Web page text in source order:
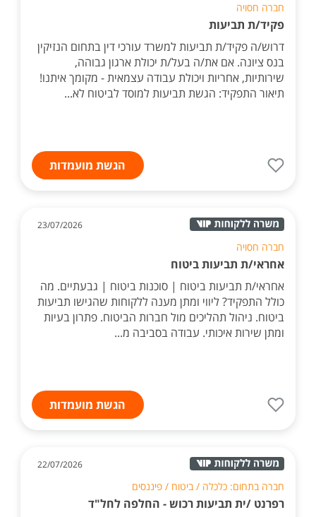
חברה חסויה
פקיד/ת תביעות
דרוש/ה פקיד/ת תביעות למשרד עורכי דין בתחום הנזיקין
בנס ציונה. אם את/ה בעל/ת יכולת ארגון גבוהה,
שירותיות, אחריות ויכולת עבודה עצמאית - מקומך איתנו!
תיאור התפקיד: הגשת תביעות למוסד לביטוח לא...
הגשת מועמדות
23/07/2026
חברה חסויה
אחראי/ת תביעות ביטוח
אחראי/ת תביעות ביטוח | סוכנות ביטוח | גבעתיים. מה
כולל התפקיד? ליווי ומתן מענה ללקוחות שהגישו תביעות
ביטוח. ניהול תהליכים מול חברות הביטוח. פתרון בעיות
ומתן שירות איכותי. עבודה בסביבה מ...
הגשת מועמדות
22/07/2026
חברה בתחום: כלכלה / ביטוח / פיננסים
רפרנט /ית תביעות רכוש - החלפה לחל"ד